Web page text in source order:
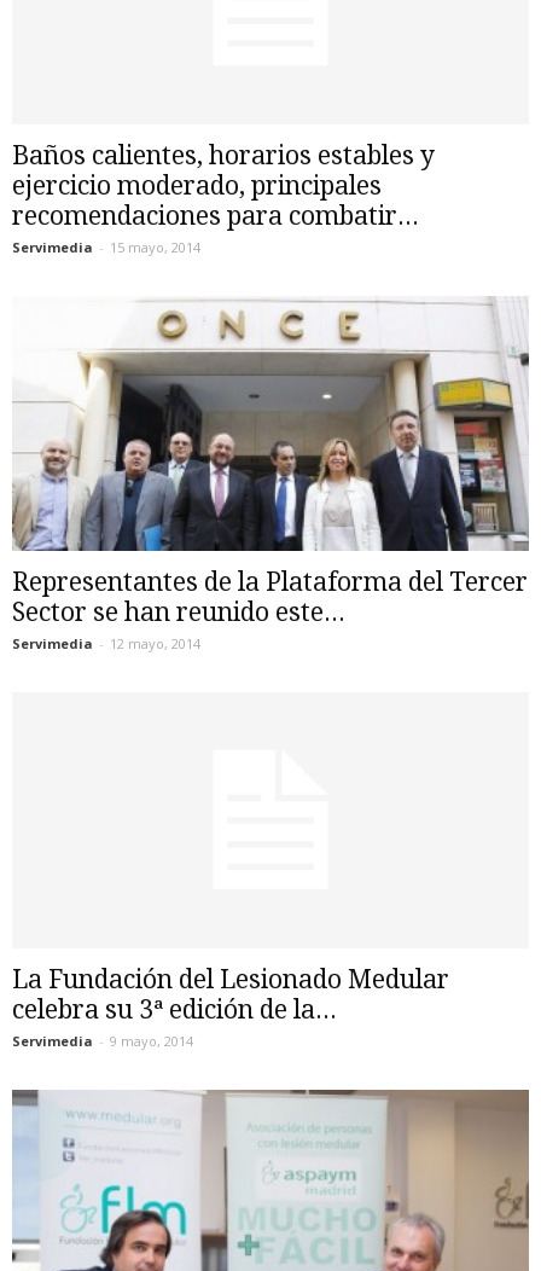
Baños calientes, horarios estables y
ejercicio moderado, principales
recomendaciones para combatir...
Servimedia - 15 mayo, 2014
Representantes de la Plataforma del Tercer
Sector se han reunido este...
Servimedia - 12 mayo, 2014
La Fundación del Lesionado Medular
celebra su 3ª edición de la...
Servimedia - 9 mayo, 2014